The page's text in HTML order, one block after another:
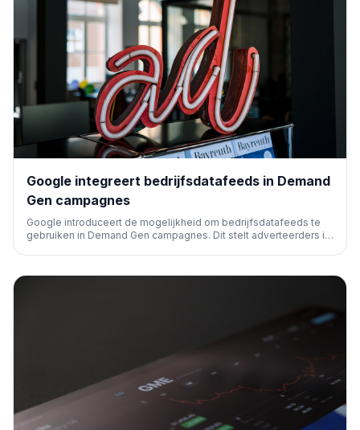
Google integreert bedrijfsdatafeeds in Demand
Gen campagnes
Google introduceert de mogelijkheid om bedrijfsdatafeeds te
gebruiken in Demand Gen campagnes. Dit stelt adverteerders in
campagnes aanzienlijk verbetert.